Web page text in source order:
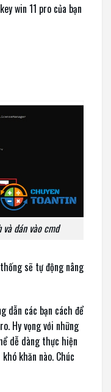
win 11 pro của bạn
dán vào cmd
sẽ tự động nâng
dẫn các bạn cách để
Hy vọng với những
dễ dàng thực hiện
khăn nào. Chúc